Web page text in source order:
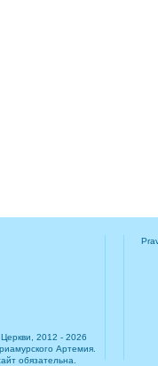
2012 - 2026
Артемия.
обязательна.